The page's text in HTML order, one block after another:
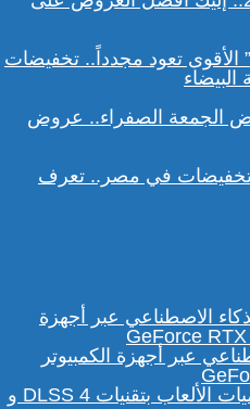
تعود مجدداً.. تخفيضات
الجمعة الصفراء.. عروض
في مصر.. تعرف
عبر أجهزة الكمبيوتر